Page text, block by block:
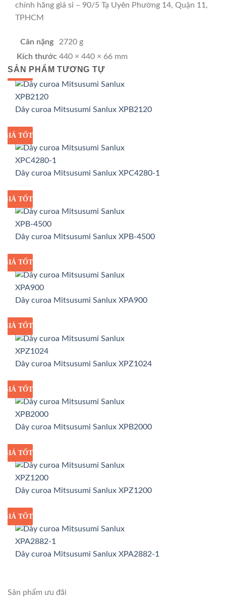
chính hãng giá sỉ – 90/5 Tạ Uyên Phường 14, Quận 11,
TPHCM
Cân nặng
2720 g
Kích thước 440 × 440 × 66 mm
SẢN PHẨM TƯƠNG TỰ
GIÁ SỈ
GIÁ TỐT
Dây curoa Mitsusumi Sanlux XPB2120
GIÁ SỈ
GIÁ TỐT
Dây curoa Mitsusumi Sanlux XPC4280-1
GIÁ SỈ
GIÁ TỐT
Dây curoa Mitsusumi Sanlux XPB-4500
GIÁ SỈ
GIÁ TỐT
Dây curoa Mitsusumi Sanlux XPA900
GIÁ SỈ
GIÁ TỐT
Dây curoa Mitsusumi Sanlux XPZ1024
GIÁ SỈ
GIÁ TỐT
Dây curoa Mitsusumi Sanlux XPB2000
GIÁ SỈ
GIÁ TỐT
Dây curoa Mitsusumi Sanlux XPZ1200
GIÁ SỈ
GIÁ TỐT
Dây curoa Mitsusumi Sanlux XPA2882-1
Sản phẩm ưu đãi